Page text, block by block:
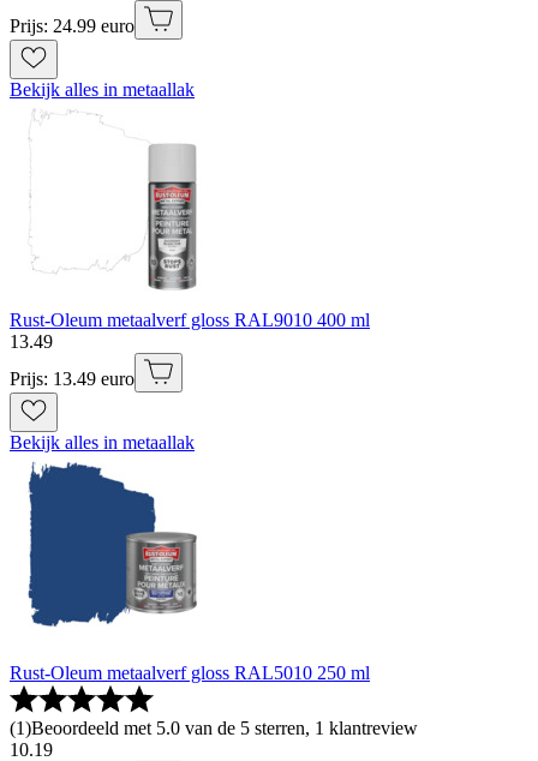
Prijs: 24.99 euro
Bekijk alles in metaallak
Rust-Oleum metaalverf gloss RAL9010 400 ml
13.49
Prijs: 13.49 euro
Bekijk alles in metaallak
Rust-Oleum metaalverf gloss RAL5010 250 ml
(1)Beoordeeld met 5.0 van de 5 sterren, 1 klantreview
10.19